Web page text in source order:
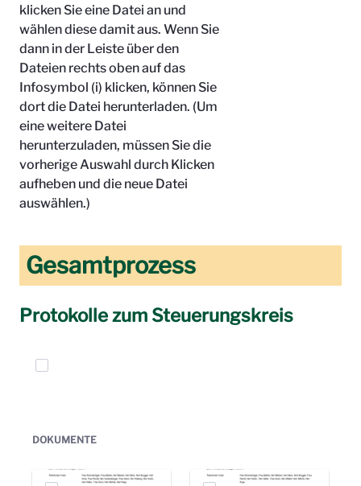
klicken Sie eine Datei an und
wählen diese damit aus. Wenn Sie
dann in der Leiste über den
Dateien rechts oben auf das
Infosymbol (i) klicken, können Sie
dort die Datei herunterladen. (Um
eine weitere Datei
herunterzuladen, müssen Sie die
vorherige Auswahl durch Klicken
aufheben und die neue Datei
auswählen.)
Gesamtprozess
Protokolle zum Steuerungskreis
Elemente auswählen
DOKUMENTE